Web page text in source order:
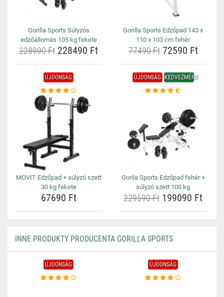
Gorilla Sports Súlyzós
edzőállomás 105 kg fekete
228990 Ft 228490 Ft
Gorilla Sports Edzőpad 143 x
110 x 103 cm fehér
77490 Ft72590 Ft
ÚJDONSÁG
MOVIT Edzőpad + súlyzó szett
30 kg fekete
67690 Ft
ÚJDONSÁG KEDVEZMÉNY
Gorila Sports Edzőpad fehér +
súlyzó szett 100 kg
229590 Ft 199090 Ft
INNE PRODUKTY PRODUCENTA GORILLA SPORTS
ÚJDONSÁG ÚJDONSÁG